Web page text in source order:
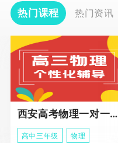
热门课程 热门资讯
西安高考物理一对一辅导课程
高中三年级 物理